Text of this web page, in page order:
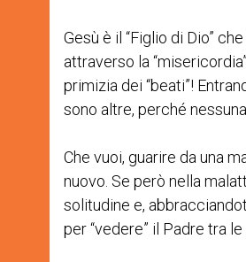
Gesù è il “Figlio di Dio”
attraverso la
primizia dei “beati”!
sono altre, perché
Che vuoi, guarire da una
nuovo. Se però nella
solitudine e,
per “vedere” il Padre tra